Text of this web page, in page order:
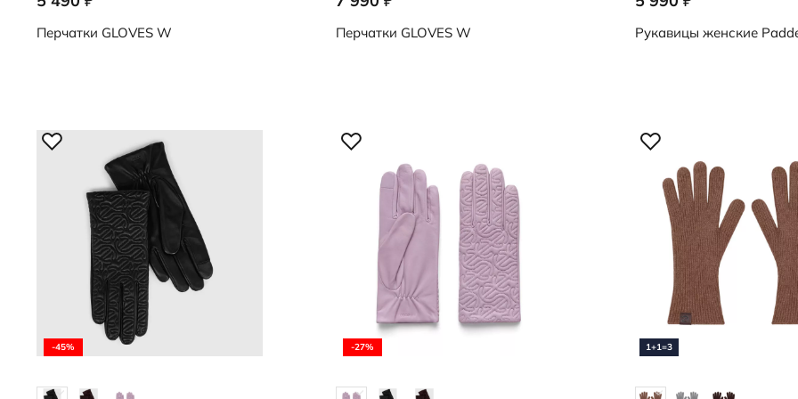
Перчатки GLOVES W
Перчатки GLOVES W
Рукавицы женские
-45% -27% 1+1=3